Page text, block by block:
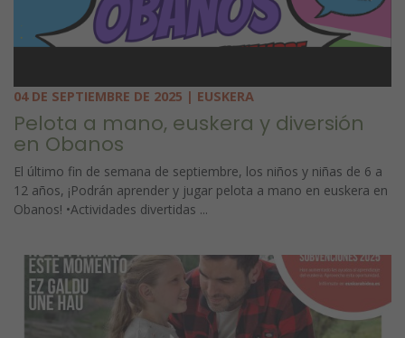
04 DE SEPTIEMBRE DE 2025 | EUSKERA
Pelota a mano, euskera y diversión
en Obanos
El último fin de semana de septiembre, los niños y niñas de 6 a
12 años, ¡Podrán aprender y jugar pelota a mano en euskera en
Obanos! •Actividades divertidas ...